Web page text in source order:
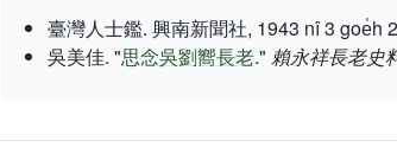
臺灣人士鑑. 興南新聞社, 1943 nî 3 goe̍h
吳美佳. "思念吳劉嚮長老." 賴永祥長老史